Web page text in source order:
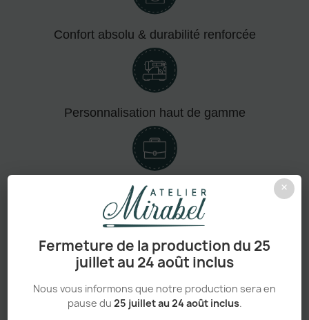
×
Fermeture de la production du 25
juillet au 24 août inclus
Nous vous informons que notre production sera en
pause du 25 juillet au 24 août inclus.
Confort absolu & durabilité renforcée
Personnalisation haut de gamme
Adapté aux pros comme aux particuliers
Sans minimum de commande